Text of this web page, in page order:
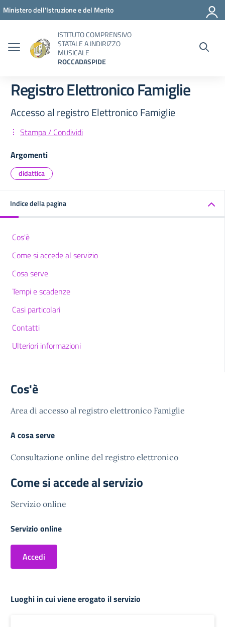
Vai ai contenuti
Vai al menu di navigazione
Vai al footer
Ministero dell'Istruzione e del Merito
ISTITUTO COMPRENSIVO
STATALE A INDIRIZZO
MUSICALE
ROCCADASPIDE
Registro Elettronico Famiglie
Accesso al registro Elettronico Famiglie
Stampa / Condividi
Argomenti
didattica
Indice della pagina
Cos'è
Come si accede al servizio
Cosa serve
Tempi e scadenze
Casi particolari
Contatti
Ulteriori informazioni
Cos'è
Area di accesso al registro elettronico Famiglie
A cosa serve
Consultazione online del registro elettronico
Come si accede al servizio
Servizio online
Servizio online
Accedi
Luoghi in cui viene erogato il servizio